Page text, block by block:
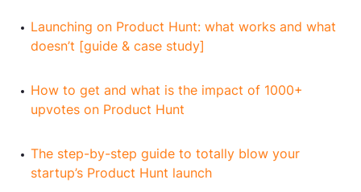
Launching on Product Hunt: what works and what
doesn’t [guide & case study]
How to get and what is the impact of 1000+
upvotes on Product Hunt
The step-by-step guide to totally blow your
startup’s Product Hunt launch